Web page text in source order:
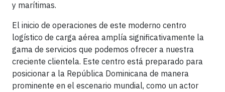
y marítimas.
El inicio de operaciones de este moderno centro
logístico de carga aérea amplía significativamente la
gama de servicios que podemos ofrecer a nuestra
creciente clientela. Este centro está preparado para
posicionar a la República Dominicana de manera
prominente en el escenario mundial, como un actor